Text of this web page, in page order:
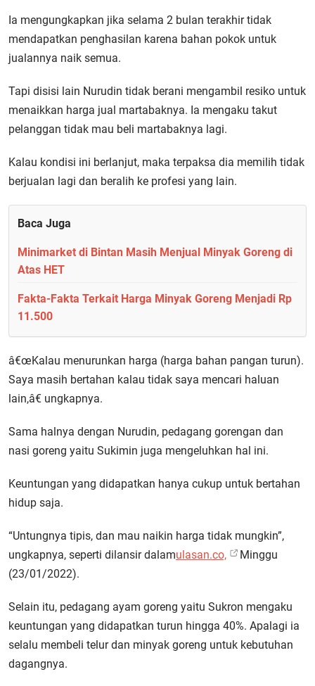
Ia mengungkapkan jika selama 2 bulan terakhir tidak
mendapatkan penghasilan karena bahan pokok untuk
jualannya naik semua.
Tapi disisi lain Nurudin tidak berani mengambil resiko untuk
menaikkan harga jual martabaknya. Ia mengaku takut
pelanggan tidak mau beli martabaknya lagi.
Kalau kondisi ini berlanjut, maka terpaksa dia memilih tidak
berjualan lagi dan beralih ke profesi yang lain.
Baca Juga
Minimarket di Bintan Masih Menjual Minyak Goreng di
Atas HET
Fakta-Fakta Terkait Harga Minyak Goreng Menjadi Rp
11.500
â€œKalau menurunkan harga (harga bahan pangan turun).
Saya masih bertahan kalau tidak saya mencari haluan
lain,â€ ungkapnya.
Sama halnya dengan Nurudin, pedagang gorengan dan
nasi goreng yaitu Sukimin juga mengeluhkan hal ini.
Keuntungan yang didapatkan hanya cukup untuk bertahan
hidup saja.
“Untungnya tipis, dan mau naikin harga tidak mungkin”,
ungkapnya, seperti dilansir dalamulasan.co,
Minggu
(23/01/2022).
Selain itu, pedagang ayam goreng yaitu Sukron mengaku
keuntungan yang didapatkan turun hingga 40%. Apalagi ia
selalu membeli telur dan minyak goreng untuk kebutuhan
dagangnya.